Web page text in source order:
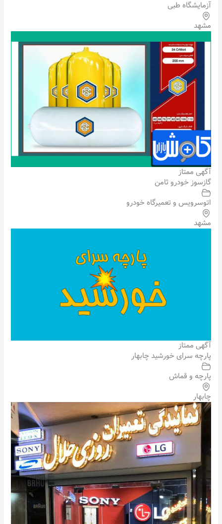
آزمایشگاه طبی
مشهد
آگهی ممتاز
گازسوز خودرو ثامن
اتوسرویس و تعمیرگاه خودرو
مشهد
آگهی ممتاز
پارچه سرای خورشید چابهار
پارچه و قماش
چابهار